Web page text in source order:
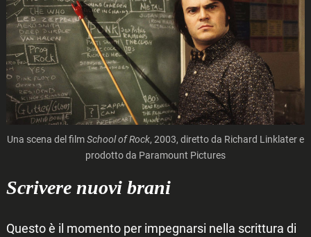
Una scena del filmSchool of Rock, 2003, diretto da Richard Linklater e
prodotto da Paramount Pictures
Scrivere nuovi brani
Questo è il momento per impegnarsi nella scrittura di